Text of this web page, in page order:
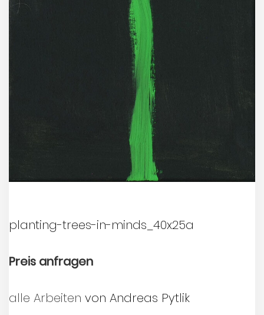
planting-trees-in-minds_40x25a
Preis anfragen
alle Arbeiten von Andreas Pytlik